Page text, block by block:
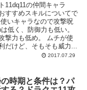
11dq11の仲間キャラ
すすめスキルについてで
いキャラなので攻撃呪
低く、防御力も低い。
撃力も低め。 ムチが使
だけど、そもそも威力...
2017.07.29
時期と条件は？パ